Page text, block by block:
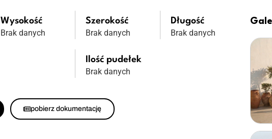
Wysokość
Brak danych
Szerokość
Brak danych
Długość
Brak danych
Ilość pudełek
Brak danych
pobierz dokumentację